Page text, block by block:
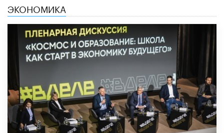
ЭКОНОМИКА